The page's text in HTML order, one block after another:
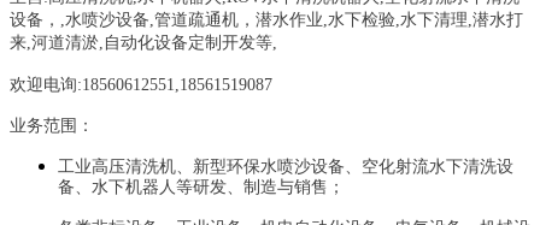
设备，
水喷沙设备 ,管道疏通机 ， 潜水作业,水下检验,水下清理,潜水打
来,河道清淤,自动化设备定制开发等,
欢迎电询:18560612551,18561519087
业务范围：
工业高压清洗机、新型环保水喷沙设备、空化射流水下清洗设
备、水下机器人等研发、制造与销售；